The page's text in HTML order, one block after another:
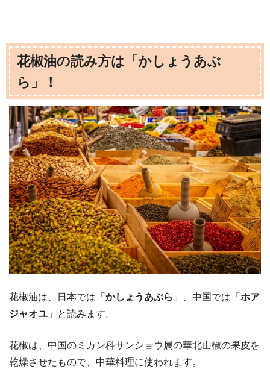
花椒油の読み方は「かしょうあぶ
ら」！
花椒油は、日本では「 かしょうあぶら 」、中国では「 ホア
ジャオユ 」と読みます。
花椒は、中国のミカン科サンショウ属の華北山椒の果皮を
乾燥させたもので、中華料理に使われます。